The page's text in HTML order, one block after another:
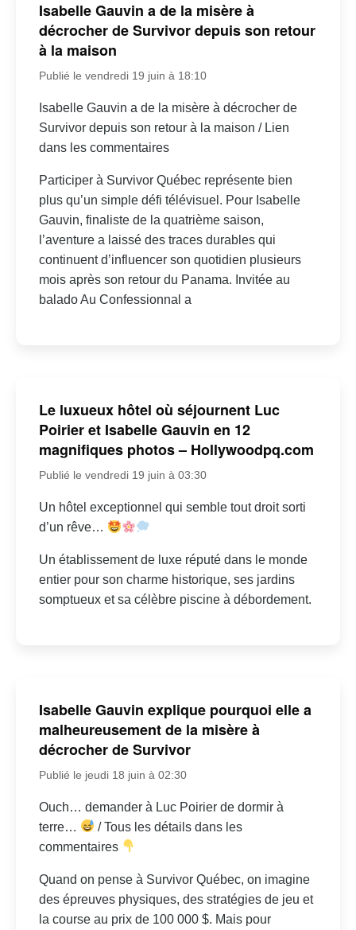
Isabelle Gauvin a de la misère à
décrocher de Survivor depuis son retour
à la maison
Publié le vendredi 19 juin à 18:10
Isabelle Gauvin a de la misère à décrocher de
Survivor depuis son retour à la maison / Lien
dans les commentaires
Participer à Survivor Québec représente bien
plus qu’un simple défi télévisuel. Pour Isabelle
Gauvin, finaliste de la quatrième saison,
l’aventure a laissé des traces durables qui
continuent d’influencer son quotidien plusieurs
mois après son retour du Panama. Invitée au
balado Au Confessionnal a
Le luxueux hôtel où séjournent Luc
Poirier et Isabelle Gauvin en 12
magnifiques photos – Hollywoodpq.com
Publié le vendredi 19 juin à 03:30
Un hôtel exceptionnel qui semble tout droit sorti
d’un rêve…
Un établissement de luxe réputé dans le monde
entier pour son charme historique, ses jardins
somptueux et sa célèbre piscine à débordement.
Isabelle Gauvin explique pourquoi elle a
malheureusement de la misère à
décrocher de Survivor
Publié le jeudi 18 juin à 02:30
Ouch… demander à Luc Poirier de dormir à
terre…
/ Tous les détails dans les
commentaires
Quand on pense à Survivor Québec, on imagine
des épreuves physiques, des stratégies de jeu et
la course au prix de 100 000 $. Mais pour